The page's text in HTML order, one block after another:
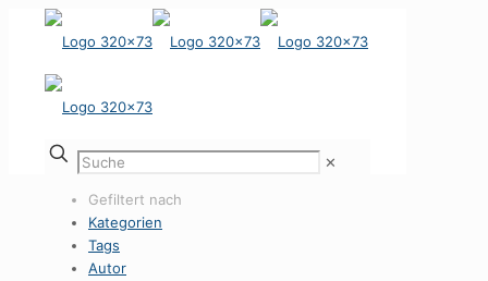
✕
Gefiltert nach
Kategorien
Tags
Autor